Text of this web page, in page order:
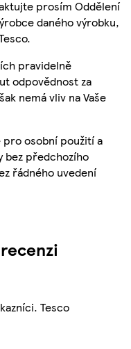
prosím Oddělení
daného výrobku,
pravidelně
odpovědnost za
nemá vliv na Vaše
pro osobní použití a
bez předchozího
řádného uvedení
Tesco